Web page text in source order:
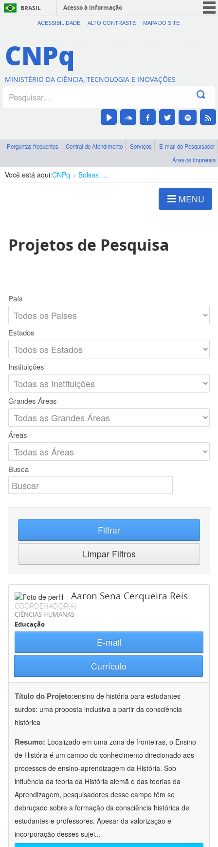
BRASIL
Acesso à informação
CORONAVÍRUS (COVID-19)
Canais
ACESSIBILIDADE ALTO CONTRASTE MAPA DO SITE
CNPq
MINISTÉRIO DA CIÊNCIA, TECNOLOGIA E INOVAÇÕES
Perguntas frequentes Central de Atendimento Serviços
E-mail do Pesquisador
Área de imprensa
Você está aqui:CNPq Bolsas e Auxílios Vigentes
MENU
Projetos de Pesquisa
País
Estados
Instituições
Grandes Áreas
Áreas
Busca
Filtrar
Limpar Filtros
Aaron Sena Cerqueira Reis
COORDENADOR(A)
CIÊNCIAS HUMANAS
Educação
E-mail
Currículo
Título do Projeto:ensino de história para estudantes
surdos: uma proposta inclusiva a partir da consciência
histórica
Resumo: Localizado em uma zona de fronteiras, o Ensino
de História é um campo do conhecimento direcionado aos
processos de ensino-aprendizagem da História. Sob
influência da teoria da História alemã e das teorias da
Aprendizagem, pesquisadores desse campo têm se
debruçado sobre a formação da consciência histórica de
estudantes e professores. Apesar da valorização e
incorporação desses sujei...